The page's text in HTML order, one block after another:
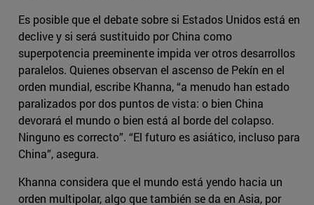
Es posible que el debate sobre si Estados Unidos está en
declive y si será sustituido por China como
superpotencia preeminente impida ver otros desarrollos
paralelos. Quienes observan el ascenso de Pekín en el
orden mundial, escribe Khanna, “a menudo han estado
paralizados por dos puntos de vista: o bien China
devorará el mundo o bien está al borde del colapso.
Ninguno es correcto”. “El futuro es asiático, incluso para
China”, asegura.
Khanna considera que el mundo está yendo hacia un
orden multipolar, algo que también se da en Asia, por